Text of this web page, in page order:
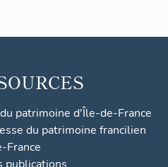
patrimoine d'Île-de-France
du patrimoine francilien
France